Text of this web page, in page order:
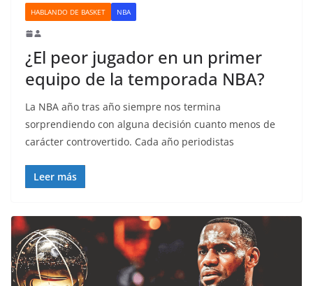
HABLANDO DE BASKET NBA
¿El peor jugador en un primer
equipo de la temporada NBA?
La NBA año tras año siempre nos termina
sorprendiendo con alguna decisión cuanto menos de
carácter controvertido. Cada año periodistas
Leer más